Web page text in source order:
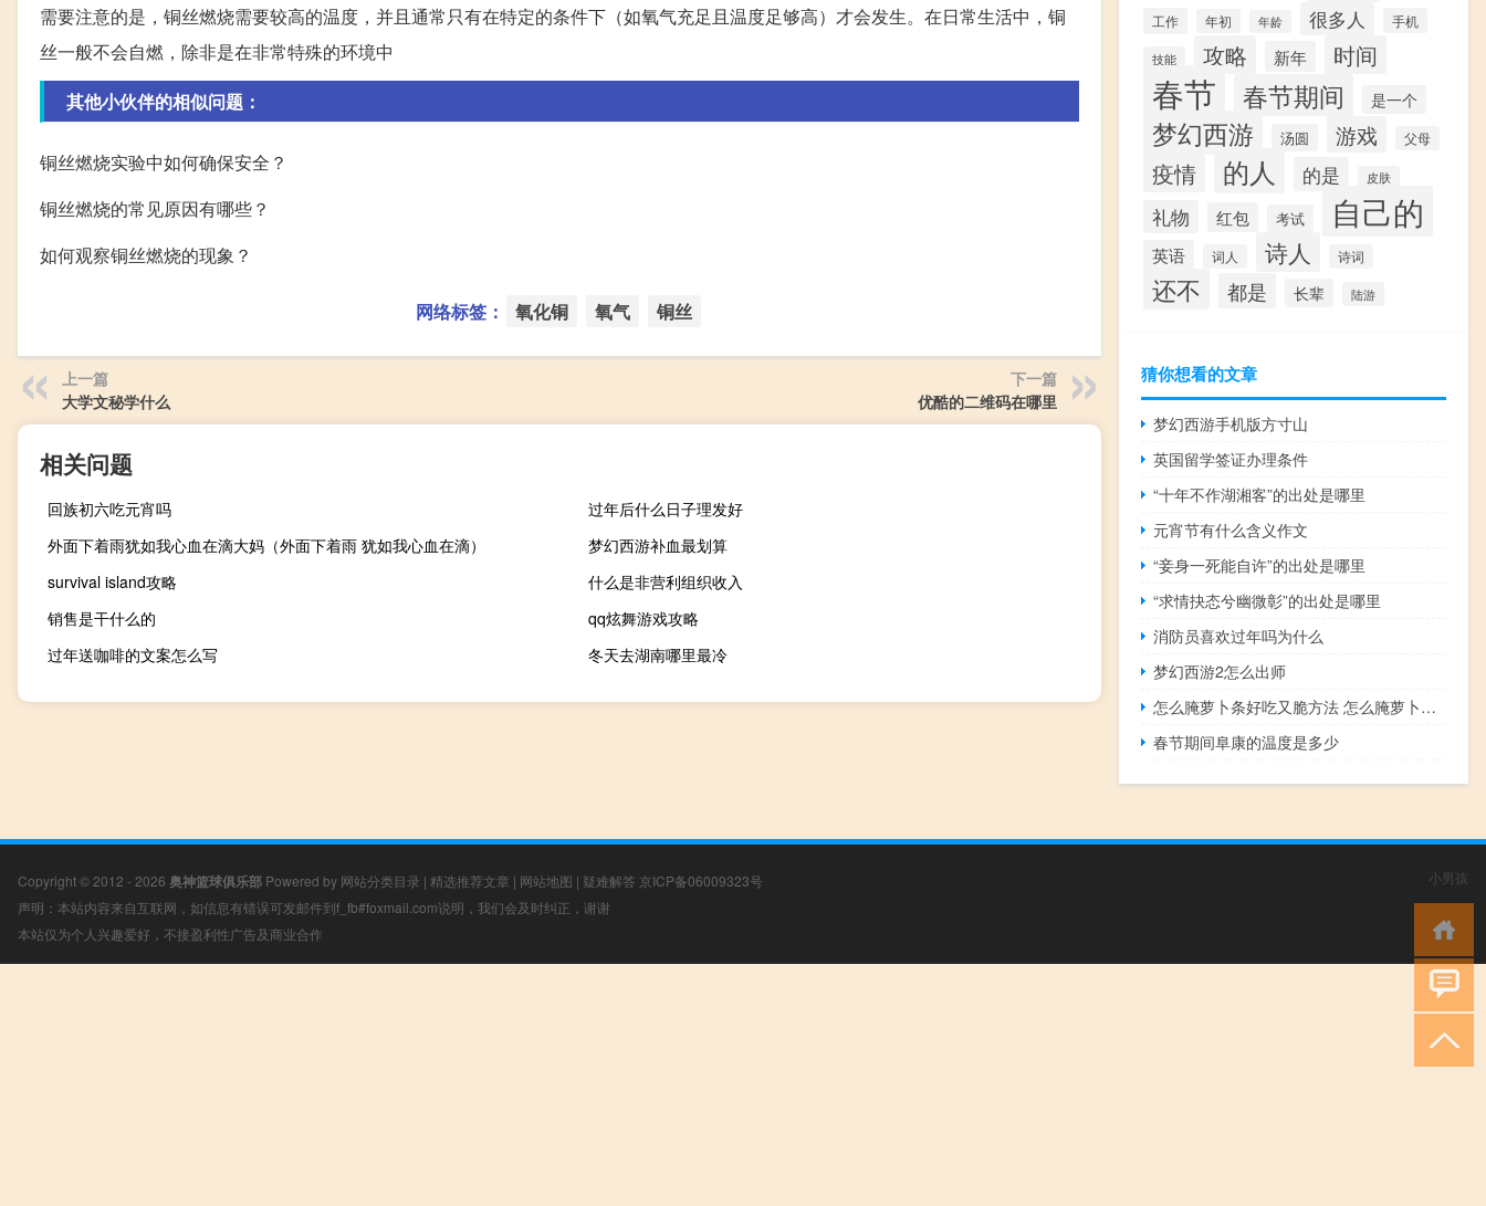
需要注意的是，铜丝燃烧需要较高的温度，并且通常只有在特定的条件下（如氧气充足且温度足够高）才会发生。在日常生活中，铜
丝一般不会自燃，除非是在非常特殊的环境中
其他小伙伴的相似问题：
铜丝燃烧实验中如何确保安全？
铜丝燃烧的常见原因有哪些？
如何观察铜丝燃烧的现象？
网络标签： 氧化铜 氧气 铜丝
上一篇
大学文秘学什么
下一篇
优酷的二维码在哪里
相关问题
回族初六吃元宵吗
过年后什么日子理发好
外面下着雨犹如我心血在滴大妈（外面下着雨 犹如我心血在滴）
梦幻西游补血最划算
survival island攻略
什么是非营利组织收入
销售是干什么的
qq炫舞游戏攻略
过年送咖啡的文案怎么写
冬天去湖南哪里最冷
工作 年初 年龄 很多人 手机
技能 攻略 新年 时间
春节 春节期间 是一个
梦幻西游 汤圆 游戏 父母
疫情 的人 的是 皮肤
礼物 红包 考试 自己的
英语 词人 诗人 诗词
还不 都是 长辈 陆游
猜你想看的文章
梦幻西游手机版方寸山
英国留学签证办理条件
“十年不作湖湘客”的出处是哪里
元宵节有什么含义作文
“妾身一死能自许”的出处是哪里
“求情抉态兮幽微彰”的出处是哪里
消防员喜欢过年吗为什么
梦幻西游2怎么出师
怎么腌萝卜条好吃又脆方法 怎么腌萝卜条好吃又脆
春节期间阜康的温度是多少
Copyright © 2012 - 2026 奥神篮球俱乐部 Powered by 网站分类目录 | 精选推荐文章 | 网站地图 | 疑难解答 京ICP备06009323号
声明：本站内容来自互联网，如信息有错误可发邮件到f_fb#foxmail.com说明，我们会及时纠正，谢谢
本站仅为个人兴趣爱好，不接盈利性广告及商业合作
小男孩